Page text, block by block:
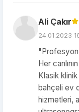
Ali Çakır
24.01.2023
Her
Klasik
bahçeli ev
hizmetleri,